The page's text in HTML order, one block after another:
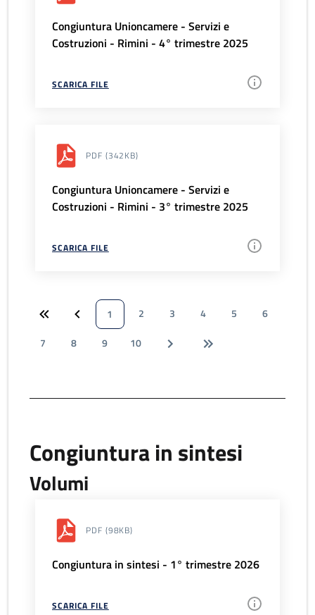
Congiuntura Unioncamere - Servizi e
Costruzioni - Rimini - 4° trimestre 2025
SCARICA FILE
PDF (342KB)
Congiuntura Unioncamere - Servizi e
Costruzioni - Rimini - 3° trimestre 2025
SCARICA FILE
1 2 3 4 5
6
7
8 9 10
Congiuntura in sintesi
Volumi
PDF (98KB)
Congiuntura in sintesi - 1° trimestre 2026
SCARICA FILE